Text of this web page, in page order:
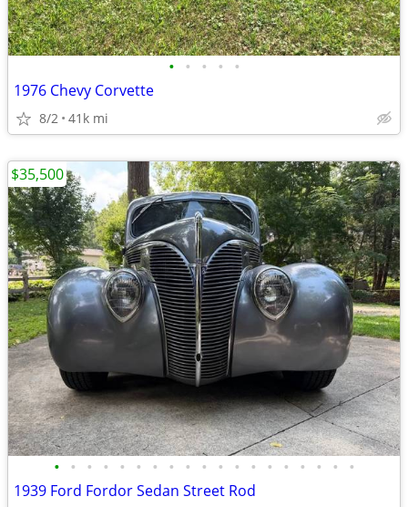
• • • • •
1976 Chevy Corvette
8/2 41k mi
• • • • • • • • • • • • • • • • • • •
1939 Ford Fordor Sedan Street Rod
$35,500